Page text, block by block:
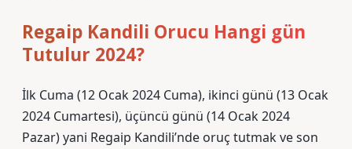
Regaip Kandili Orucu Hangi gün
Tutulur 2024?
İlk Cuma (12 Ocak 2024 Cuma), ikinci günü (13 Ocak
2024 Cumartesi), üçüncü günü (14 Ocak 2024
Pazar) yani Regaip Kandili’nde oruç tutmak ve son